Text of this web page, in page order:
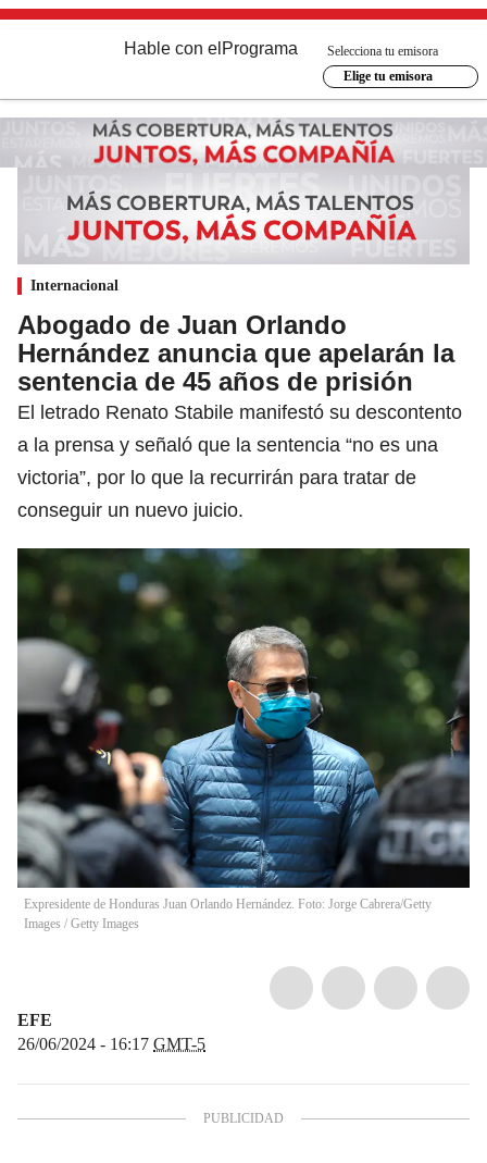
Hable con el Programa
Selecciona tu emisora
Elige tu emisora
Internacional
Abogado de Juan Orlando
Hernández anuncia que apelarán la
sentencia de 45 años de prisión
El letrado Renato Stabile manifestó su descontento
a la prensa y señaló que la sentencia “no es una
victoria”, por lo que la recurrirán para tratar de
conseguir un nuevo juicio.
Expresidente de Honduras Juan Orlando Hernández. Foto: Jorge Cabrera/Getty
Images / Getty Images
EFE
26/06/2024 - 16:17 GMT-5